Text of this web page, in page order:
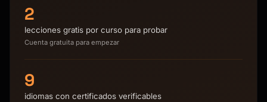
2
lecciones gratis por curso para probar
Cuenta gratuita para empezar
9
idiomas con certificados verificables